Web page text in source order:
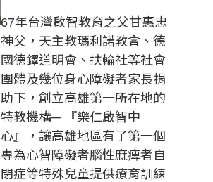
67年台灣啟智教育之父甘惠忠
神父，天主教瑪利諾教會、德
國德鐸道明會、扶輪社等社會
團體及幾位身心障礙者家長捐
助下，創立高雄第一所在地的
特教機構─ 『樂仁啟智中
心』，讓高雄地區有了第一個
專為心智障礙者腦性麻痺者自
閉症等特殊兒童提供療育訓練